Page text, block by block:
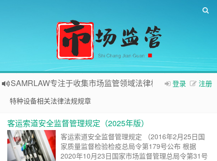
登录 注册
SAMRLAW专注于收集市场监管领域法律相关内容
特种设备相关法律法规规章
客运索道安全监督管理规定（2025年版）
客运索道安全监督管理规定 （2016年2月25日国
家质量监督检验检疫总局令第179号公布 根据
2020年10月23日国家市场监督管理总局令第31号